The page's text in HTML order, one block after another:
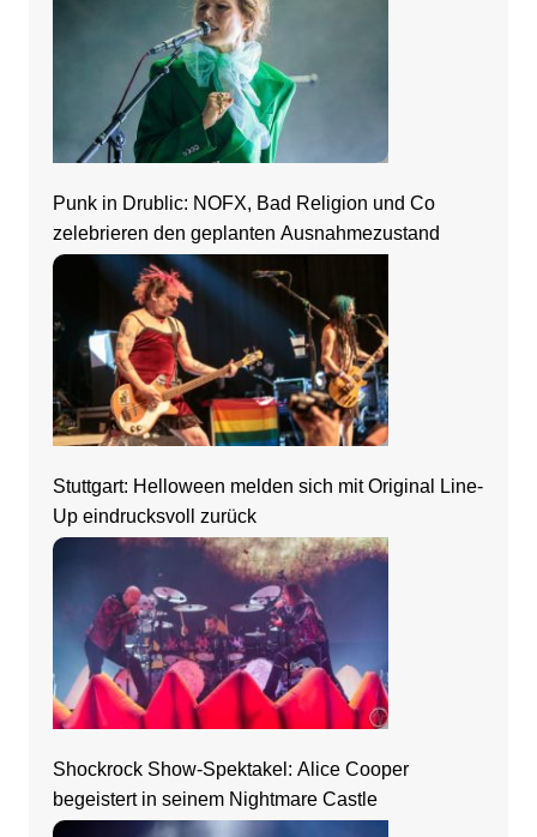
Punk in Drublic: NOFX, Bad Religion und Co
zelebrieren den geplanten Ausnahmezustand
Stuttgart: Helloween melden sich mit Original Line-
Up eindrucksvoll zurück
Shockrock Show-Spektakel: Alice Cooper
begeistert in seinem Nightmare Castle